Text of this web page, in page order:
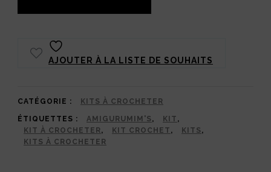
Box
Crochet
-
L’Onigri
AJOUTER À LA LISTE DE SOUHAITS
CATÉGORIE : KITS À CROCHETER
ÉTIQUETTES : AMIGURUMIM'S , KIT ,
KIT À CROCHETER , KIT CROCHET , KITS ,
KITS À CROCHETER